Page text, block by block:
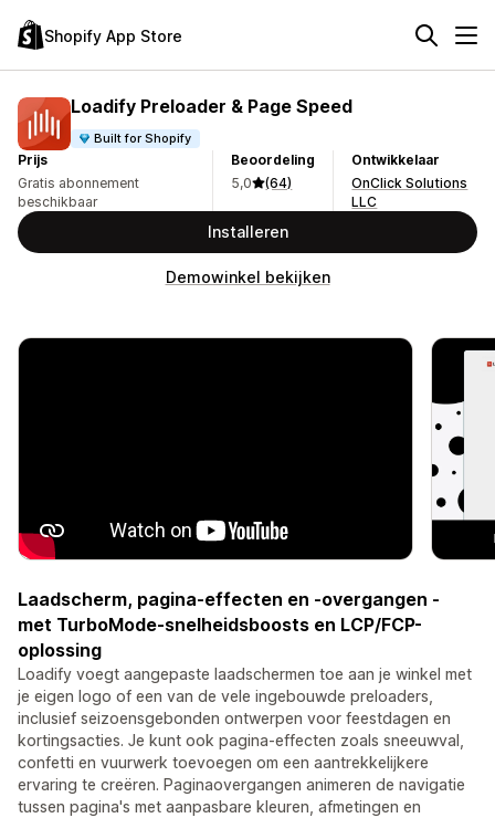
Shopify App Store
Loadify Preloader & Page Speed
Built for Shopify
Prijs
Gratis abonnement
beschikbaar
Beoordeling
5,0
(64)
Ontwikkelaar
OnClick Solutions
LLC
Installeren
Demowinkel bekijken
Laadscherm, pagina-effecten en -overgangen -
met TurboMode-snelheidsboosts en LCP/FCP-
oplossing
Loadify voegt aangepaste laadschermen toe aan je winkel met
je eigen logo of een van de vele ingebouwde preloaders,
inclusief seizoensgebonden ontwerpen voor feestdagen en
kortingsacties. Je kunt ook pagina-effecten zoals sneeuwval,
confetti en vuurwerk toevoegen om een aantrekkelijkere
ervaring te creëren. Paginaovergangen animeren de navigatie
tussen pagina's met aanpasbare kleuren, afmetingen en